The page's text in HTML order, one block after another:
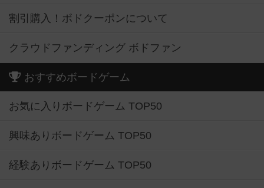
割引購入！ボドクーポンについて
クラウドファンディング ボドファン
おすすめボードゲーム
お気に入りボードゲーム TOP50
興味ありボードゲーム TOP50
経験ありボードゲーム TOP50